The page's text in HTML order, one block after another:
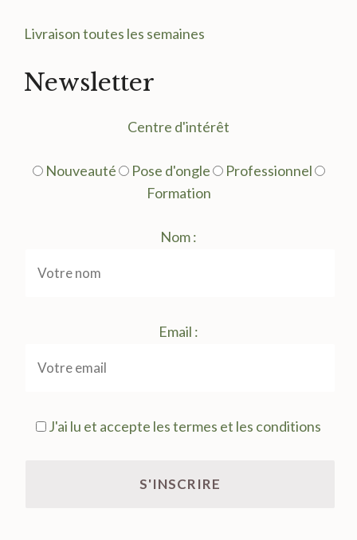
Livraison toutes les semaines
Newsletter
Centre d'intérêt
Nouveauté Pose d'ongle
Professionnel
Formation
Nom :
Email :
J'ai lu et accepte les termes et les conditions